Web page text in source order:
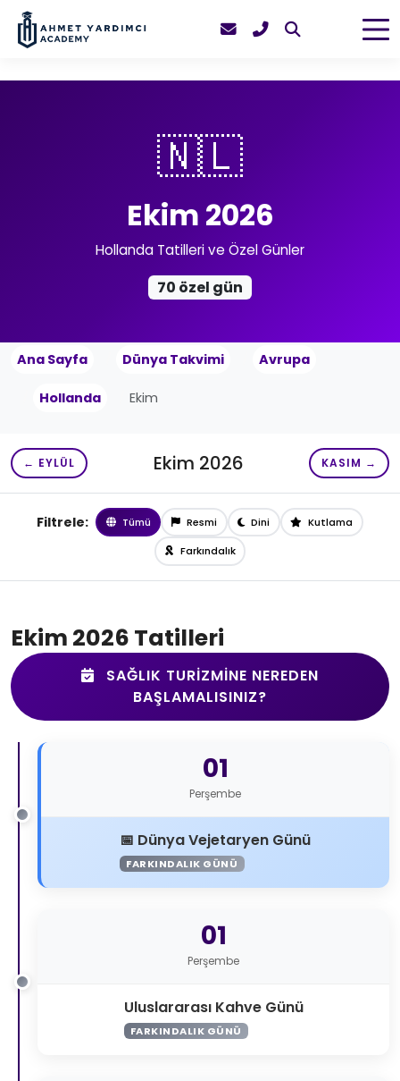
🇳🇱
Ekim 2026
Hollanda Tatilleri ve Özel Günler
70 özel gün
Ana Sayfa Dünya Takvimi Avrupa
Hollanda Ekim
← EYLÜL Ekim 2026 KASIM →
Filtrele: Tümü Resmi Dini Kutlama
Farkındalık
Ekim 2026 Tatilleri
SAĞLIK TURIZMINE NEREDEN
BAŞLAMALISINIZ?
01
Perşembe
Dünya Vejetaryen Günü
FARKINDALIK GÜNÜ
01
Perşembe
Uluslararası Kahve Günü
FARKINDALIK GÜNÜ